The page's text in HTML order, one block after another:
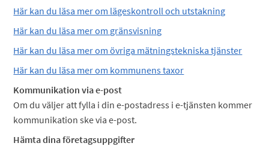
Här kan du läsa mer om lägeskontroll och utstakning
Här kan du läsa mer om gränsvisning
Här kan du läsa mer om övriga mätningstekniska tjänster
Här kan du läsa mer om kommunens taxor
Kommunikation via e-post
Om du väljer att fylla i din e-postadress i e-tjänsten kommer
kommunikation ske via e-post.
Hämta dina företagsuppgifter